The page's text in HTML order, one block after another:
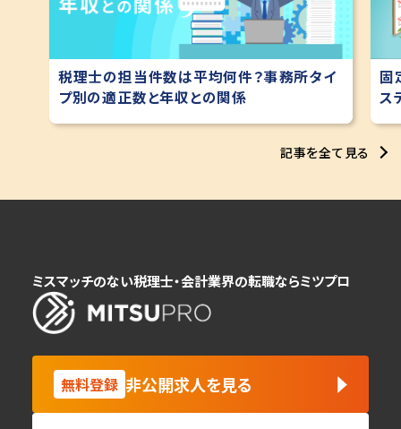
税理士の担当件数は平均何件？事務所タイ
プ別の適正数と年収との関係
固
ス
記事を全て見る
ミスマッチのない税理士・会計業界の転職ならミツプロ
無料登録 非公開求人を見る